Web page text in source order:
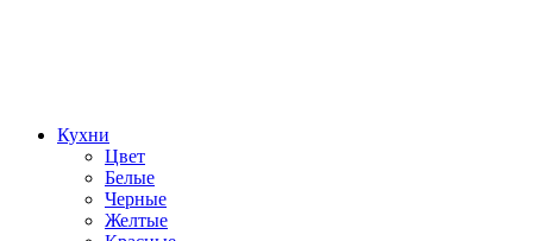
Кухни
Цвет
Белые
Черные
Желтые